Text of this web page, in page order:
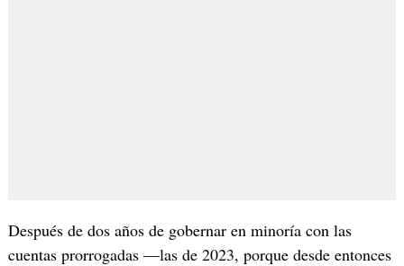
Después de dos años de gobernar en minoría con las
cuentas prorrogadas —las de 2023, porque desde entonces